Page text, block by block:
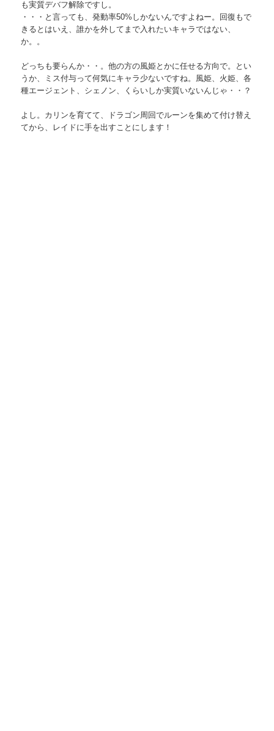
も実質デバフ解除ですし。
・・・と言っても、発動率50%しかないんですよねー。回復もで
きるとはいえ、誰かを外してまで入れたいキャラではない、
か。。
どっちも要らんか・・。他の方の風姫とかに任せる方向で。とい
うか、ミス付与って何気にキャラ少ないですね。風姫、火姫、各
種エージェント、シェノン、くらいしか実質いないんじゃ・・？
よし。カリンを育てて、ドラゴン周回でルーンを集めて付け替え
てから、レイドに手を出すことにします！